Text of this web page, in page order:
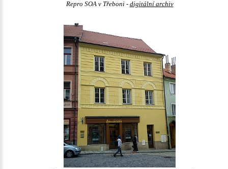
Repro SOA v Třeboni - digitální archiv